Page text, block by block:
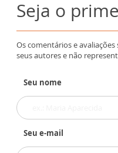
Seja o
Os comentários e
seus autores e não
Seu nome
Seu e-mail